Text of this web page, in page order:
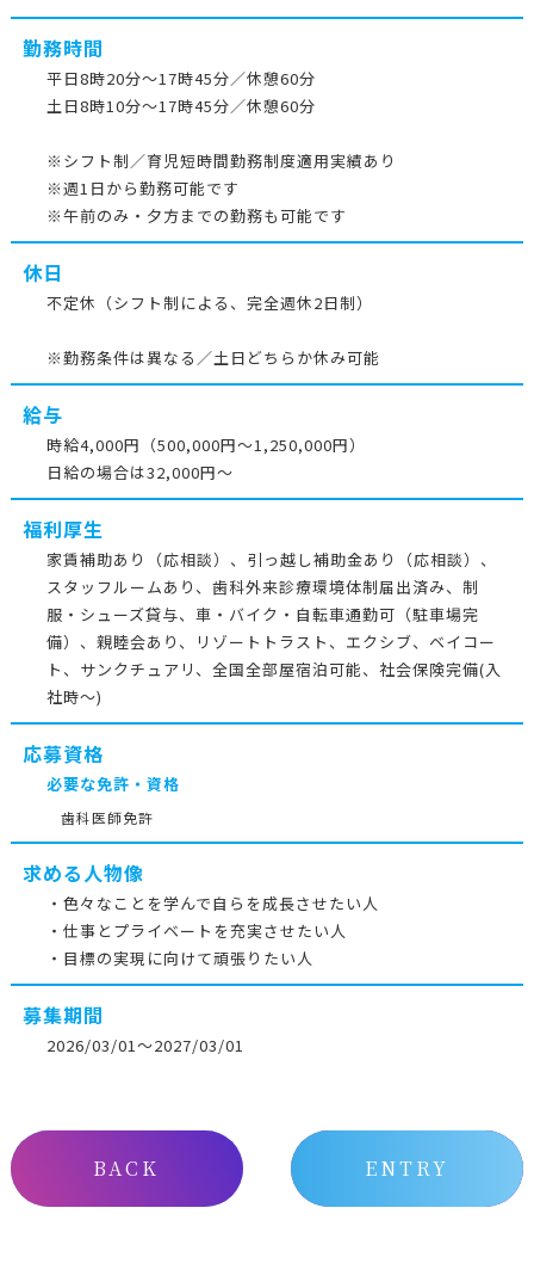
勤務時間
平日8時20分～17時45分／休憩60分
土日8時10分～17時45分／休憩60分
※シフト制／育児短時間勤務制度適用実績あり
※週1日から勤務可能です
※午前のみ・夕方までの勤務も可能です
休日
不定休（シフト制による、完全週休2日制）
※勤務条件は異なる／土日どちらか休み可能
給与
時給4,000円 （500,000円～1,250,000円）
日給の場合は32,000円～
福利厚生
家賃補助あり（応相談）、引っ越し補助金あり（応相談）、
スタッフルームあり、歯科外来診療環境体制届出済み、制
服・シューズ貸与、車・バイク・自転車通勤可（駐車場完
備）、親睦会あり、リゾートトラスト、エクシブ、ベイコー
ト、サンクチュアリ、全国全部屋宿泊可能、社会保険完備(入
社時～)
応募資格
必要な免許・資格
歯科医師免許
求める人物像
・色々なことを学んで自らを成長させたい人
・仕事とプライベートを充実させたい人
・目標の実現に向けて頑張りたい人
募集期間
2026/03/01～2027/03/01
BACK ENTRY